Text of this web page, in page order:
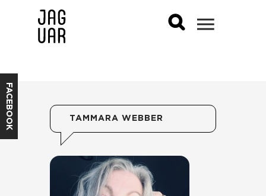
FACEBOOK TAMMARA WEBBER